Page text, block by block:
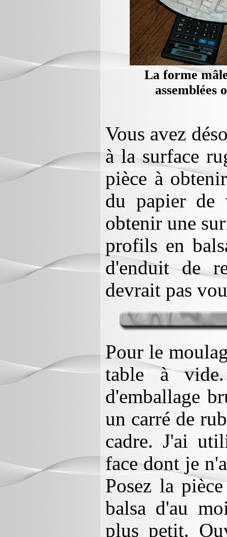
La forme mâle
assemblées
Vous avez
à la surface
pièce à
du papier de
obtenir une
profils en
d'enduit de
devrait pas
Pour le
table à
d'emballage
un carré de
cadre. J'ai
face dont je
Posez la
balsa d'au
plus petit.